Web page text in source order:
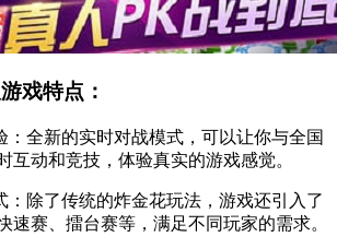
戏特点：
全新的实时对战模式，可以让你与全国
互动和竞技，体验真实的游戏感觉。
除了传统的炸金花玩法，游戏还引入了
速赛、擂台赛等，满足不同玩家的需求。